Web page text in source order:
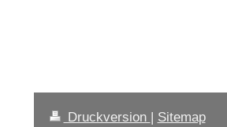
Druckversion
Sitemap